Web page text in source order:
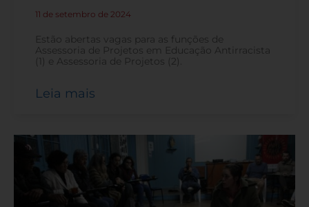
11 de setembro de 2024
Estão abertas vagas para as funções de
Assessoria de Projetos em Educação Antirracista
(1) e Assessoria de Projetos (2).
Leia mais